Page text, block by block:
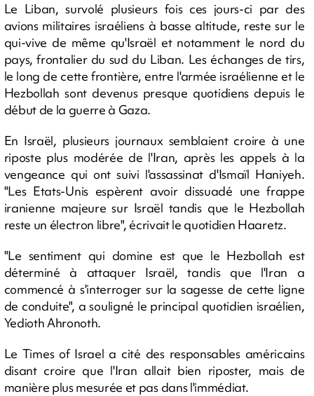
Le Liban, survolé plusieurs fois ces jours-ci par des
avions militaires israéliens à basse altitude, reste sur le
qui-vive de même qu'Israël et notamment le nord du
pays, frontalier du sud du Liban. Les échanges de tirs,
le long de cette frontière, entre l'armée israélienne et le
Hezbollah sont devenus presque quotidiens depuis le
début de la guerre à Gaza.
En Israël, plusieurs journaux semblaient croire à une
riposte plus modérée de l'Iran, après les appels à la
vengeance qui ont suivi l'assassinat d'Ismaïl Haniyeh.
"Les Etats-Unis espèrent avoir dissuadé une frappe
iranienne majeure sur Israël tandis que le Hezbollah
reste un électron libre", écrivait le quotidien Haaretz.
"Le sentiment qui domine est que le Hezbollah est
déterminé à attaquer Israël, tandis que l'Iran a
commencé à s'interroger sur la sagesse de cette ligne
de conduite", a souligné le principal quotidien israélien,
Yedioth Ahronoth.
Le Times of Israel a cité des responsables américains
disant croire que l'Iran allait bien riposter, mais de
manière plus mesurée et pas dans l'immédiat.